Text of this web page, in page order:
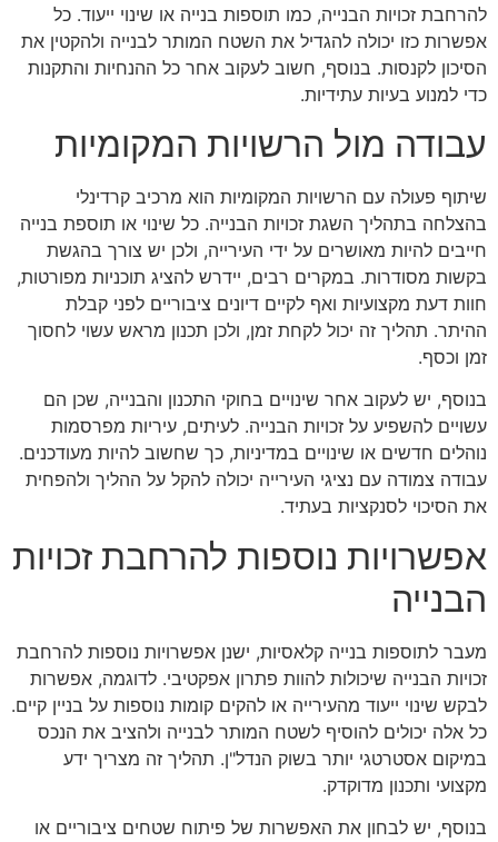
להרחבת זכויות הבנייה, כמו תוספות בנייה או שינוי ייעוד. כל
אפשרות כזו יכולה להגדיל את השטח המותר לבנייה ולהקטין את
הסיכון לקנסות. בנוסף, חשוב לעקוב אחר כל ההנחיות והתקנות
כדי למנוע בעיות עתידיות.
עבודה מול הרשויות המקומיות
שיתוף פעולה עם הרשויות המקומיות הוא מרכיב קרדינלי
בהצלחה בתהליך השגת זכויות הבנייה. כל שינוי או תוספת בנייה
חייבים להיות מאושרים על ידי העירייה, ולכן יש צורך בהגשת
בקשות מסודרות. במקרים רבים, יידרש להציג תוכניות מפורטות,
חוות דעת מקצועיות ואף לקיים דיונים ציבוריים לפני קבלת
ההיתר. תהליך זה יכול לקחת זמן, ולכן תכנון מראש עשוי לחסוך
זמן וכסף.
בנוסף, יש לעקוב אחר שינויים בחוקי התכנון והבנייה, שכן הם
עשויים להשפיע על זכויות הבנייה. לעיתים, עיריות מפרסמות
נוהלים חדשים או שינויים במדיניות, כך שחשוב להיות מעודכנים.
עבודה צמודה עם נציגי העירייה יכולה להקל על ההליך ולהפחית
את הסיכוי לסנקציות בעתיד.
אפשרויות נוספות להרחבת זכויות
הבנייה
מעבר לתוספות בנייה קלאסיות, ישנן אפשרויות נוספות להרחבת
זכויות הבנייה שיכולות להוות פתרון אפקטיבי. לדוגמה, אפשרות
לבקש שינוי ייעוד מהעירייה או להקים קומות נוספות על בניין קיים.
כל אלה יכולים להוסיף לשטח המותר לבנייה ולהציב את הנכס
במיקום אסטרטגי יותר בשוק הנדל"ן. תהליך זה מצריך ידע
מקצועי ותכנון מדוקדק.
בנוסף, יש לבחון את האפשרות של פיתוח שטחים ציבוריים או